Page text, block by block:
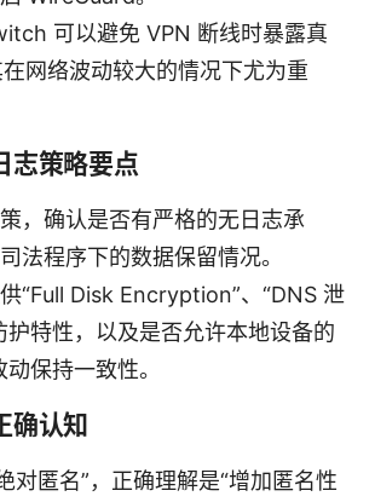
可以避免 VPN 断线时暴露真
网络波动较大的情况下尤为重
志策略要点
，确认是否有严格的无日志承
法程序下的数据保留情况。
“Full Disk Encryption”、“DNS 泄
护特性，以及是否允许本地设备的
保持一致性。
确认知
对匿名”，正确理解是“增加匿名性